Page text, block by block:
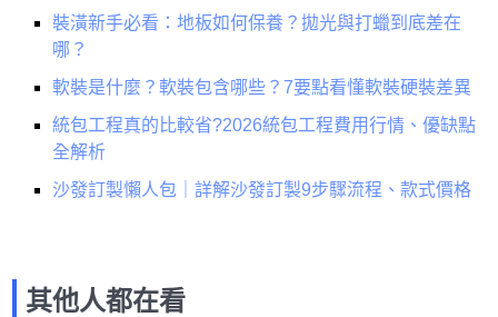
裝潢新手必看：地板如何保養？拋光與打蠟到底差在
哪？
軟裝是什麼？軟裝包含哪些？7要點看懂軟裝硬裝差異
統包工程真的比較省?2026統包工程費用行情、優缺點
全解析
沙發訂製懶人包｜詳解沙發訂製9步驟流程、款式價格
其他人都在看